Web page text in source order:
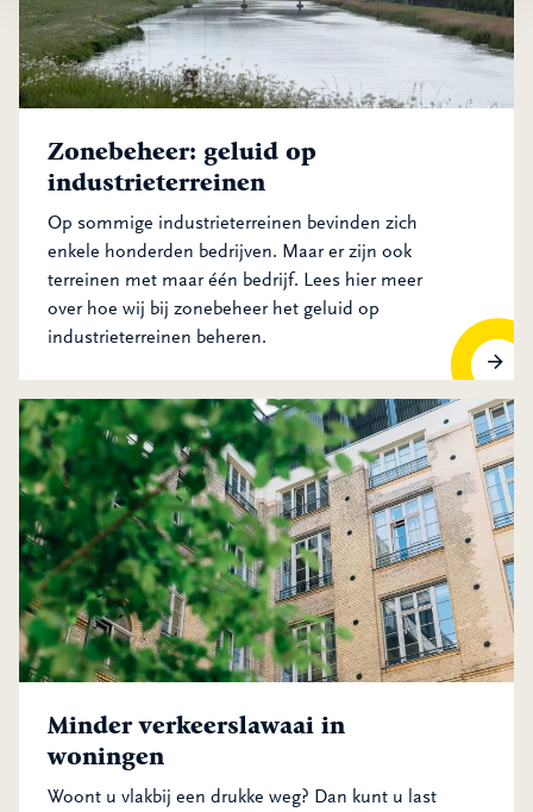
Zonebeheer: geluid op
industrieterreinen
Op sommige industrieterreinen bevinden zich
enkele honderden bedrijven. Maar er zijn ook
terreinen met maar één bedrijf. Lees hier meer
over hoe wij bij zonebeheer het geluid op
industrieterreinen beheren.
Minder verkeerslawaai in
woningen
Woont u vlakbij een drukke weg? Dan kunt u last